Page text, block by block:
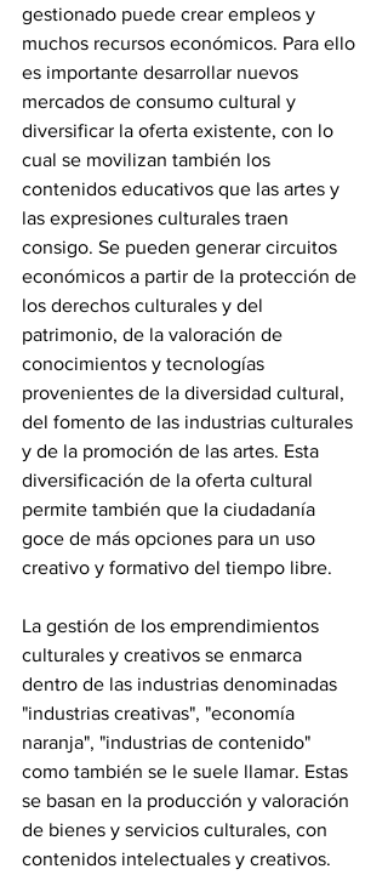
gestionado puede crear empleos y
muchos recursos económicos. Para ello
es importante desarrollar nuevos
mercados de consumo cultural y
diversificar la oferta existente, con lo
cual se movilizan también los
contenidos educativos que las artes y
las expresiones culturales traen
consigo. Se pueden generar circuitos
económicos a partir de la protección de
los derechos culturales y del
patrimonio, de la valoración de
conocimientos y tecnologías
provenientes de la diversidad cultural,
del fomento de las industrias culturales
y de la promoción de las artes. Esta
diversificación de la oferta cultural
permite también que la ciudadanía
goce de más opciones para un uso
creativo y formativo del tiempo libre.
La gestión de los emprendimientos
culturales y creativos se enmarca
dentro de las industrias denominadas
"industrias creativas", "economía
naranja", "industrias de contenido"
como también se le suele llamar. Estas
se basan en la producción y valoración
de bienes y servicios culturales, con
contenidos intelectuales y creativos.